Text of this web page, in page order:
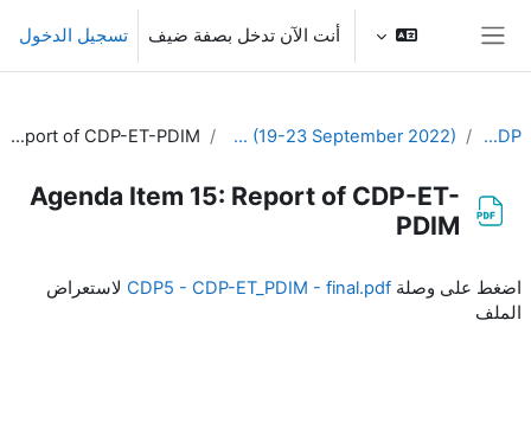
تخطى إلى المحتوى الرئيسي
أنت الآن تدخل بصفة ضيف تسجيل الدخول
EC-CDP
5th Meeting of the CDP (19-23 September 2022)
Agenda Item 15: Report of CDP-ET-PDIM
Agenda Item 15: Report of CDP-ET-
PDIM
اضغط على وصلة CDP5 - CDP-ET_PDIM - final.pdf لاستعراض
الملف